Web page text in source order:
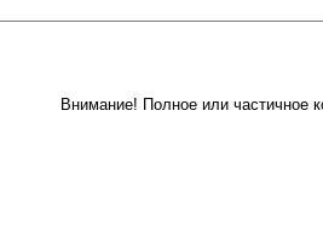
Внимание! Полное или частичное